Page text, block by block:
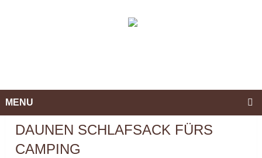
MENU
DAUNEN SCHLAFSACK FÜRS
CAMPING